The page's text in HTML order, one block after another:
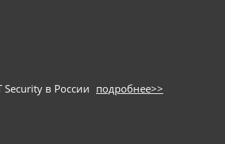
Security в России подробнее>>